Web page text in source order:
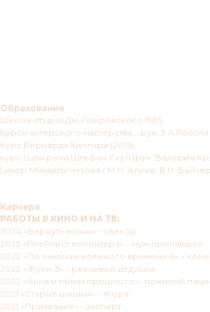
Образование
Школа-студия Дм..Покровского 1985,
Курсы актерского мастерства :, рук.
Курс Бернарда Хиллара (2015),
курс сцен.речи Штефан Скул (рук. Валерия
Центр Михаила Чехова ( М.Н. Алиев, В.Н.
Карьера
РАБОТЫ В КИНО И НА ТВ:
2024 «Вернуть жизнь» - свекор
2023 «Плейлист волонтера» - муж пропавшей
2022 «По законам военного времени-6» -
2022 «Жуки-3» - ревнивый дедушка
2022 «Анна и тайны прошлого»- пожилой
2021 «Старые шишки» - Жора
2021 «Призвание» - эксперт